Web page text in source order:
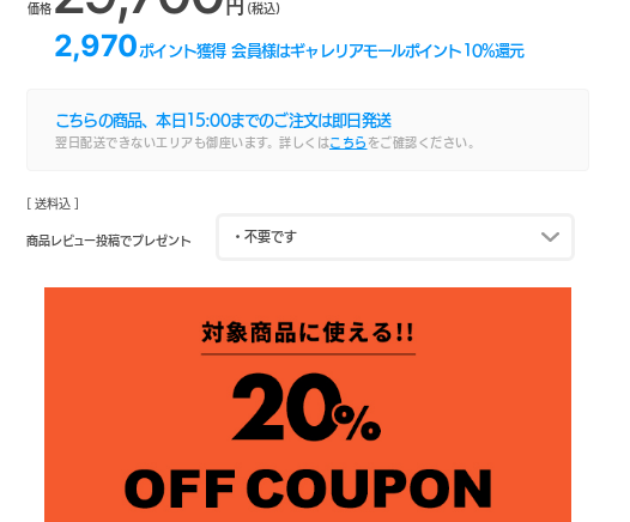
価格 (税込)
2,970 ポイント獲得 会員様はギャレリアモールポイント 10%還元
こちらの商品、本日 15:00までのご注文は即日発送
翌日配送できないエリアも御座います。詳しくはこちら をご確認ください。
[ 送料込 ]
商品レビュー投稿でプレゼント